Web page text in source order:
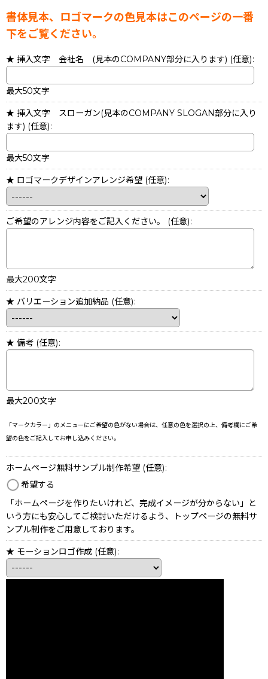
書体見本、ロゴマークの色見本はこのページの一番
下をご覧ください。
★ 挿入文字 会社名 (見本のCOMPANY部分に入ります) (任意):
最大50文字
★ 挿入文字 スローガン(見本のCOMPANY SLOGAN部分に入り
ます) (任意):
最大50文字
★ ロゴマークデザインアレンジ希望 (任意):
ご希望のアレンジ内容をご記入ください。 (任意):
最大200文字
★ バリエーション追加納品 (任意):
★ 備考 (任意):
最大200文字
「マークカラー」のメニューにご希望の色がない場合は、任意の色を選択の上、備考欄にご希
望の色をご記入してお申し込みください。
ホームページ無料サンプル制作希望 (任意):
希望する
「ホームページを作りたいけれど、完成イメージが分からない」と
いう方にも安心してご検討いただけるよう、トップページの無料サ
ンプル制作をご用意しております。
★ モーションロゴ作成 (任意):